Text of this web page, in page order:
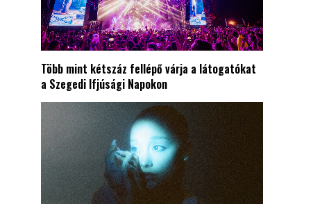
Több mint kétszáz fellépő várja a látogatókat
a Szegedi Ifjúsági Napokon